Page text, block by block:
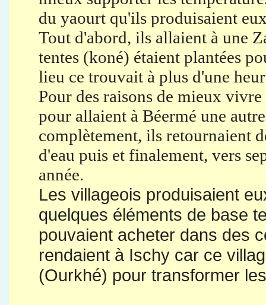
du yaourt qu'ils produisaient
Tout d'abord, ils allaient à une
tentes (koné) étaient plantées
lieu ce trouvait à plus d'une
Pour des raisons de mieux
pour allaient à Béermé une
complètement, ils retournaient
d'eau puis et finalement, vers
année.
Les villageois produisaient
quelques éléments de base
pouvaient acheter dans des
rendaient à Ischy car ce
(Ourkhé) pour transformer